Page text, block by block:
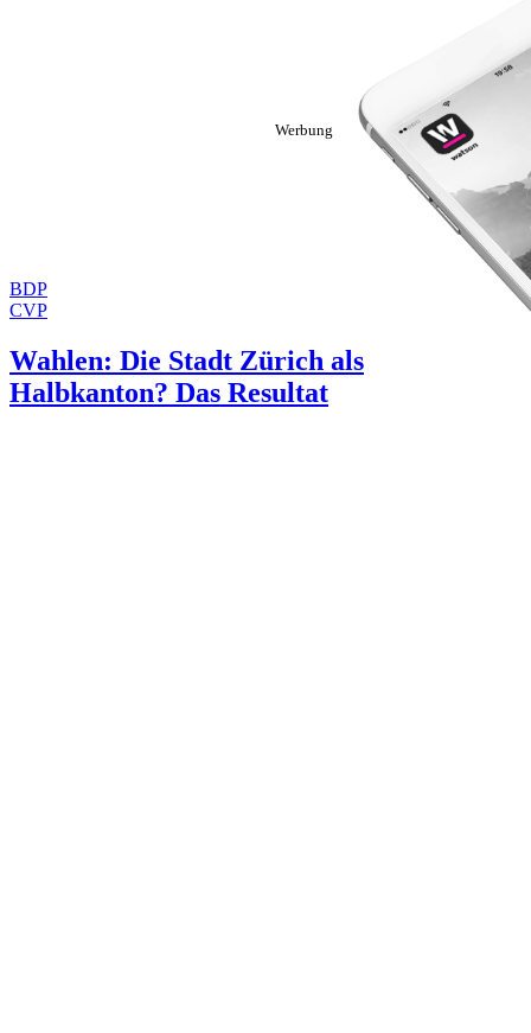
BDP
CVP
Wahlen: Die Stadt Zürich als
Halbkanton? Das Resultat